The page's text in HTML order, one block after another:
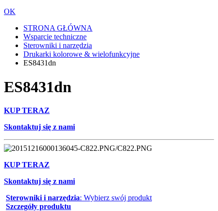
OK
STRONA GŁÓWNA
Wsparcie techniczne
Sterowniki i narzędzia
Drukarki kolorowe & wielofunkcyjne
ES8431dn
ES8431dn
KUP TERAZ
Skontaktuj się z nami
KUP TERAZ
Skontaktuj się z nami
Sterowniki i narzędzia: Wybierz swój produkt
Szczegóły produktu